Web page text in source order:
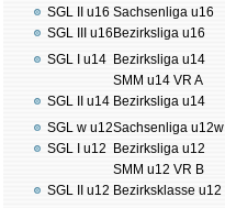
SGL II u16
SGL III u16
SGL I u14
SGL II u14
SGL w u12
SGL I u12
SGL II u12
Sachsenliga u16
Bezirksliga u16
Bezirksliga u14
SMM u14 VR A
Bezirksliga u14
Sachsenliga u12w
Bezirksliga u12
SMM u12 VR B
Bezirksklasse u12